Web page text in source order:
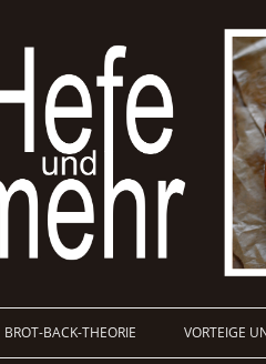
BROT-BACK-THEORIE VORTEIGE